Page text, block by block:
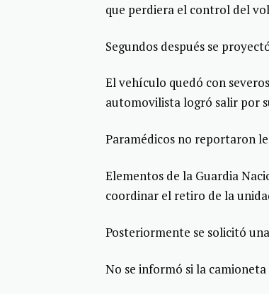
que perdiera el control del
Segundos después se
El vehículo quedó con
automovilista logró salir por
Paramédicos no reportaron
Elementos de la Guardia
coordinar el retiro de la
Posteriormente se solicitó
No se informó si la